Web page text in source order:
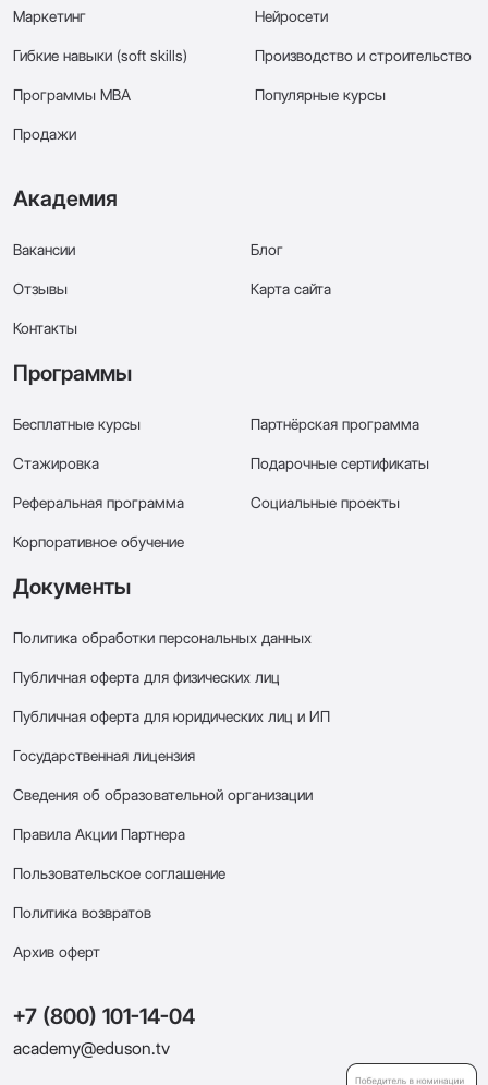
Маркетинг
Гибкие навыки (soft skills)
Программы МВА
Продажи
Нейросети
Производство и строительство
Популярные курсы
Академия
Вакансии
Отзывы
Контакты
Блог
Карта сайта
Программы
Бесплатные курсы
Стажировка
Реферальная программа
Корпоративное обучение
Партнёрская программа
Подарочные сертификаты
Социальные проекты
Документы
Политика обработки персональных данных
Публичная оферта для физических лиц
Публичная оферта для юридических лиц и ИП
Государственная лицензия
Сведения об образовательной организации
Правила Акции Партнера
Пользовательское соглашение
Политика возвратов
Архив оферт
+7 (800) 101-14-04
academy@eduson.tv